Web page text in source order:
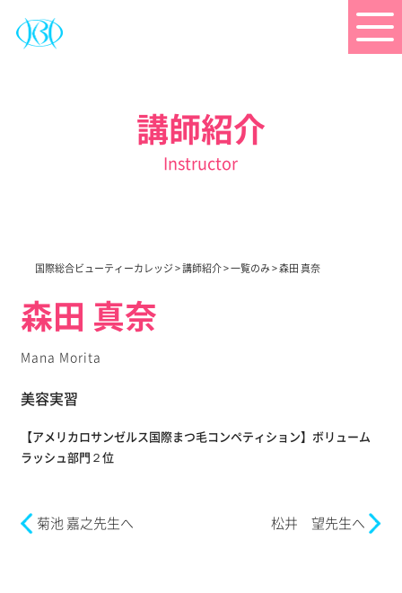
講師紹介
Instructor
国際総合ビューティーカレッジ>講師紹介>一覧のみ>森田 真奈
森田 真奈
Mana Morita
美容実習
【アメリカロサンゼルス国際まつ毛コンペティション】ボリューム
ラッシュ部門２位
菊池 嘉之先生へ 松井 望先生へ